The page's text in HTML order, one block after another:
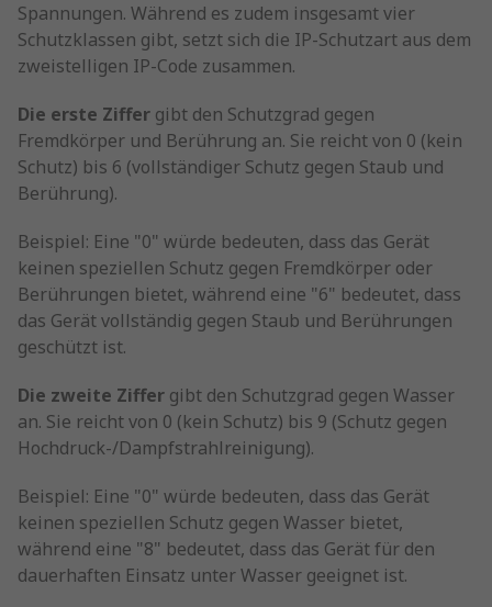
Spannungen. Während es zudem insgesamt vier
Schutzklassen gibt, setzt sich die IP-Schutzart aus dem
zweistelligen IP-Code zusammen.
Die erste Ziffer gibt den Schutzgrad gegen
Fremdkörper und Berührung an. Sie reicht von 0 (kein
Schutz) bis 6 (vollständiger Schutz gegen Staub und
Berührung).
Beispiel: Eine "0" würde bedeuten, dass das Gerät
keinen speziellen Schutz gegen Fremdkörper oder
Berührungen bietet, während eine "6" bedeutet, dass
das Gerät vollständig gegen Staub und Berührungen
geschützt ist.
Die zweite Ziffer gibt den Schutzgrad gegen Wasser
an. Sie reicht von 0 (kein Schutz) bis 9 (Schutz gegen
Hochdruck-/Dampfstrahlreinigung).
Beispiel: Eine "0" würde bedeuten, dass das Gerät
keinen speziellen Schutz gegen Wasser bietet,
während eine "8" bedeutet, dass das Gerät für den
dauerhaften Einsatz unter Wasser geeignet ist.